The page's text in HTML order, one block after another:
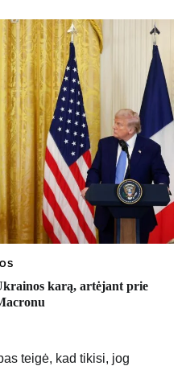
karą, artėjant prie
teigė, kad tikisi, jog